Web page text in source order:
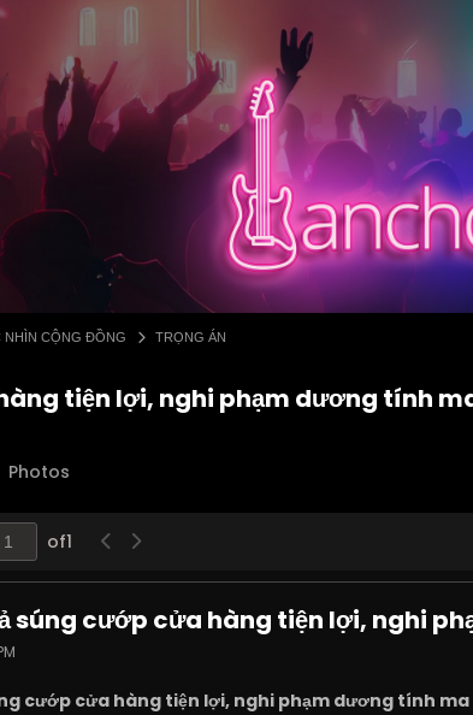
NHÌN CỘNG ĐỒNG TRỌNG ÁN
tiện lợi, nghi phạm dương tính
Photos
of1
súng cướp cửa hàng tiện lợi, nghi
cướp cửa hàng tiện lợi, nghi phạm dương tính